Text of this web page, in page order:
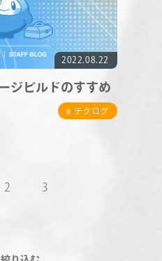
2022.08.22
ジビルドのすすめ
# テクログ
2 3